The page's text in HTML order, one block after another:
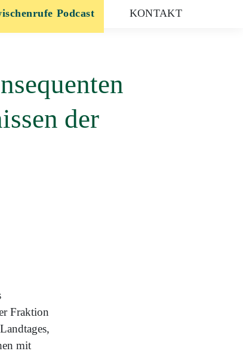
KONTAKT
der
Fraktion
mit